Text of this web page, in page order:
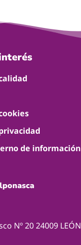
de información
Nº 20 24009 LEÓN